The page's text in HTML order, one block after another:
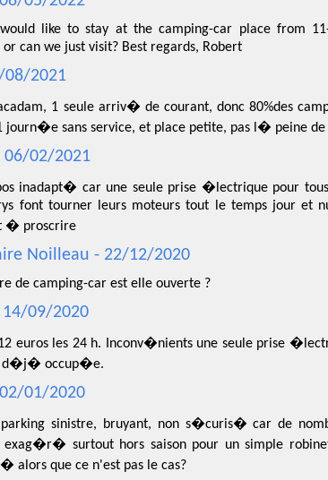
like to stay at the camping-car place from
can we just visit? Best regards, Robert
08/2021
1 seule arriv� de courant, donc 80%des
journ�e sans service, et place petite, pas l� peine
06/02/2021
inadapt� car une seule prise �lectrique pour
font tourner leurs moteurs tout le temps jour et
� proscrire
Noilleau - 22/12/2020
de camping-car est elle ouverte ?
09/2020
euros les 24 h. Inconv�nients une seule prise
d�j� occup�e.
01/2020
sinistre, bruyant, non s�curis� car de
exag�r� surtout hors saison pour un simple
alors que ce n'est pas le cas?